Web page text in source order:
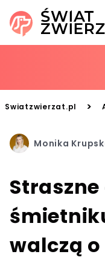
Swiatzwierzat.pl >
Monika
walczą o